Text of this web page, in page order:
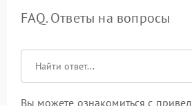
FAQ. Ответы на вопросы
Вы можете ознакомиться с